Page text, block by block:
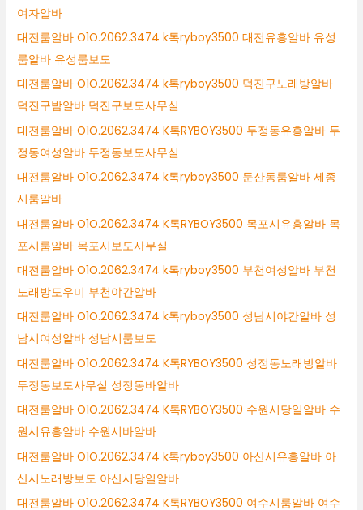
여자알바
대전룸알바 O1O.2062.3474 k톡ryboy3500 대전유흥알바 유성
룸알바 유성룸보도
대전룸알바 O1O.2062.3474 k톡ryboy3500 덕진구노래방알바
덕진구밤알바 덕진구보도사무실
대전룸알바 O1O.2062.3474 K톡RYBOY3500 두정동유흥알바 두
정동여성알바 두정동보도사무실
대전룸알바 O1O.2062.3474 k톡ryboy3500 둔산동룸알바 세종
시룸알바
대전룸알바 O1O.2062.3474 K톡RYBOY3500 목포시유흥알바 목
포시룸알바 목포시보도사무실
대전룸알바 O1O.2062.3474 k톡ryboy3500 부천여성알바 부천
노래방도우미 부천야간알바
대전룸알바 O1O.2062.3474 k톡ryboy3500 성남시야간알바 성
남시여성알바 성남시룸보도
대전룸알바 O1O.2062.3474 K톡RYBOY3500 성정동노래방알바
두정동보도사무실 성정동바알바
대전룸알바 O1O.2062.3474 K톡RYBOY3500 수원시당일알바 수
원시유흥알바 수원시바알바
대전룸알바 O1O.2062.3474 k톡ryboy3500 아산시유흥알바 아
산시노래방보도 아산시당일알바
대전룸알바 O1O.2062.3474 K톡RYBOY3500 여수시룸알바 여수